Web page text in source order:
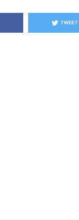
TWEET